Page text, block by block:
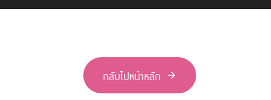
กลับไปหน้าหลัก